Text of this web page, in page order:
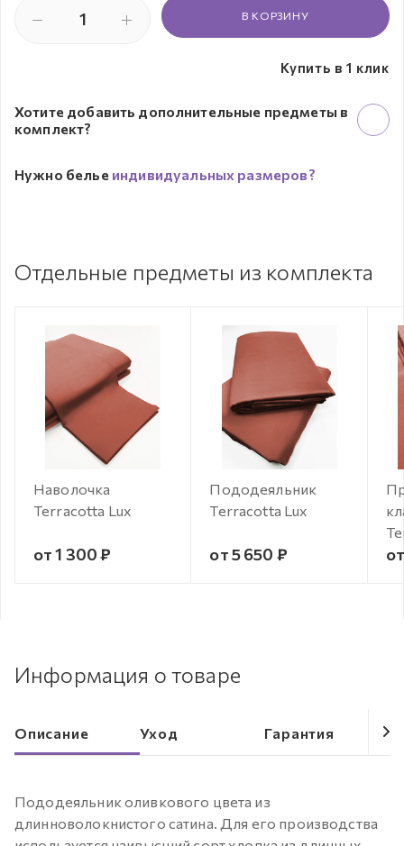
В КОРЗИНУ
Купить в 1 клик
Хотите добавить дополнительные предметы в
комплект?
Нужно белье индивидуальных размеров?
Отдельные предметы из комплекта
Наволочка
Terracotta Lux
от 1 300 ₽
Пододеяльник
Terracotta Lux
от 5 650 ₽
Информация о товаре
Описание Уход Гарантия
Пододеяльник оливкового цвета из
длинноволокнистого сатина. Для его производства